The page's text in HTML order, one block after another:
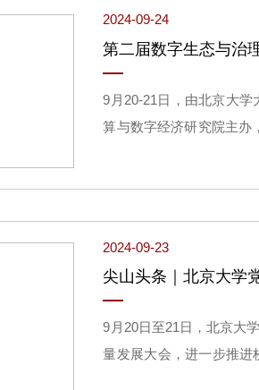
2024-09-24
第二届数字生态与治
9月20-21日，由北京大
算与数字经济研究院主办
2024-09-23
尖山头条｜北京大学
9月20日至21日，北京大
量发展大会，进一步推进
副秘书长周健，省教育